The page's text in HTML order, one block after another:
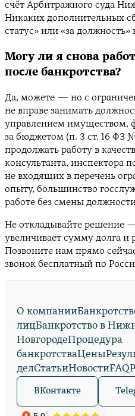
счёт Арбитражного суда
Никаких дополнительных
статус» или «за
Могу ли я снова
после банкротства?
Да, можете — но с
не вправе занимать
управлением имуществом,
за бюджетом (п. 3 ст. 16
продолжать работу в
консультанта, инспектора
не входящих в перечень
опыту, большинство
работе без смены
Не откладывайте решение
увеличивает сумму долга и
Позвоните нам прямо
звонок бесплатный по
О компании
лицБанкротство в
НовгородеПроцедура
банкротстваЦены
делСтатьиНовостиFAQ
ВКонтакте